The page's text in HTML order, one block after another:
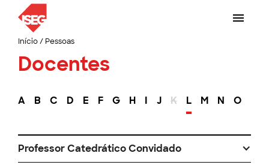
Início/ Pessoas
Docentes
A B C D E F G H I J K L M N O
Professor Catedrático Convidado